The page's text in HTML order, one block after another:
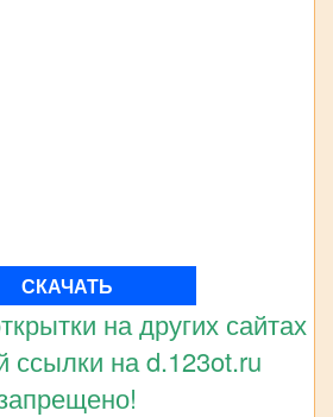
СКАЧАТЬ
на других сайтах
ссылки на d.123ot.ru